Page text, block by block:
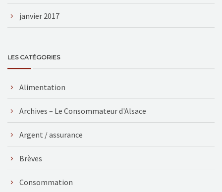
janvier 2017
LES CATÉGORIES
Alimentation
Archives – Le Consommateur d'Alsace
Argent / assurance
Brèves
Consommation